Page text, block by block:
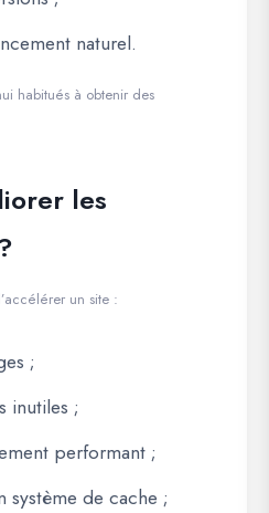
naturel.
habitués à obtenir des
les
un site :
;
inutiles ;
performant ;
système de cache ;